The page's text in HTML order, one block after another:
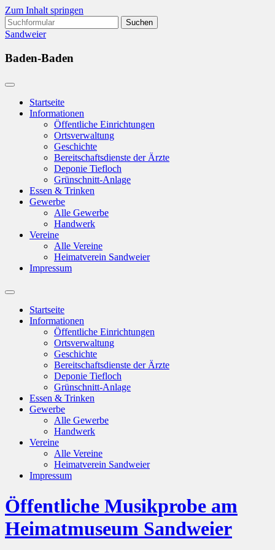
Zum Inhalt springen
Suchen
nach:
Sandweier
Baden-Baden
Startseite
Informationen
Öffentliche Einrichtungen
Ortsverwaltung
Geschichte
Bereitschaftsdienste der Ärzte
Deponie Tiefloch
Grünschnitt-Anlage
Essen & Trinken
Gewerbe
Alle Gewerbe
Handwerk
Vereine
Alle Vereine
Heimatverein Sandweier
Impressum
Suchfeld
ein-/ausblenden
Startseite
Informationen
Öffentliche Einrichtungen
Ortsverwaltung
Geschichte
Bereitschaftsdienste der Ärzte
Deponie Tiefloch
Grünschnitt-Anlage
Essen & Trinken
Gewerbe
Alle Gewerbe
Handwerk
Vereine
Alle Vereine
Heimatverein Sandweier
Impressum
Öffentliche Musikprobe am
Heimatmuseum Sandweier